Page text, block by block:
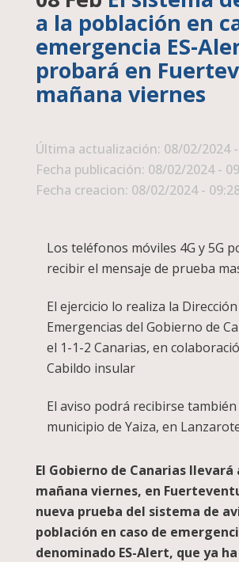
a la población en
emergencia ES-
probará en
mañana viernes
Última actualización: 08/02/2024
Fecha publicación: 08/02/2024 -
Fecha creacion: 08/02/2024 -
Los teléfonos móviles 4G y 5G
recibir el mensaje de prueba
El ejercicio lo realiza la
Emergencias del Gobierno de
el 1-1-2 Canarias, en
Cabildo insular
El aviso podrá recibirse también
municipio de Yaiza, en
El Gobierno de Canarias llevará
mañana viernes, en
nueva prueba del sistema de
población en caso de
denominado ES-Alert, que ya